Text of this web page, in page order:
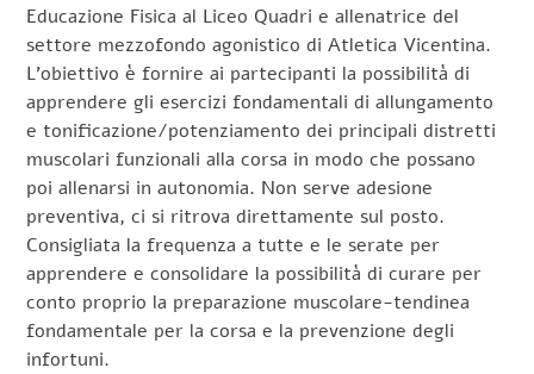
Educazione Fisica al Liceo Quadri e allenatrice del
settore mezzofondo agonistico di Atletica Vicentina.
L’obiettivo è fornire ai partecipanti la possibilità di
apprendere gli esercizi fondamentali di allungamento
e tonificazione/potenziamento dei principali distretti
muscolari funzionali alla corsa in modo che possano
poi allenarsi in autonomia. Non serve adesione
preventiva, ci si ritrova direttamente sul posto.
Consigliata la frequenza a tutte e le serate per
apprendere e consolidare la possibilità di curare per
conto proprio la preparazione muscolare-tendinea
fondamentale per la corsa e la prevenzione degli
infortuni.